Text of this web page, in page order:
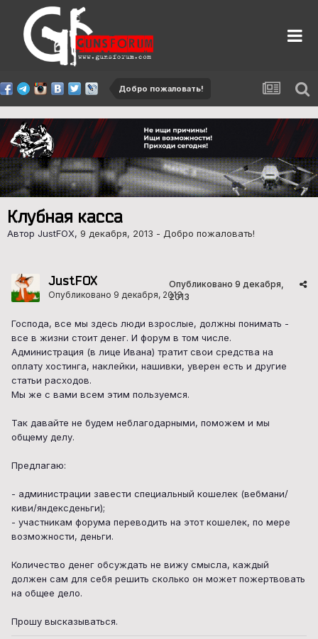
Добро пожаловать!
Клубная касса
Автор JustFOX, 9 декабря, 2013 - Добро пожаловать!
JustFOX
Опубликовано 9 декабря, 2013
Опубликовано 9 декабря,
2013
Господа, все мы здесь люди взрослые, должны понимать -
все в жизни стоит денег. И форум в том числе.
Администрация (в лице Ивана) тратит свои средства на
оплату хостинга, наклейки, нашивки, уверен есть и другие
статьи расходов.
Мы же с вами всем этим пользуемся.
Так давайте не будем неблагодарными, поможем и мы
общему делу.
Предлагаю:
- администрации завести специальный кошелек (вебмани/
киви/яндексденьги);
- участникам форума переводить на этот кошелек, по мере
возможности, деньги.
Количество денег обсуждать не вижу смысла, каждый
должен сам для себя решить сколько он может пожертвовать
на общее дело.
Прошу высказываться.